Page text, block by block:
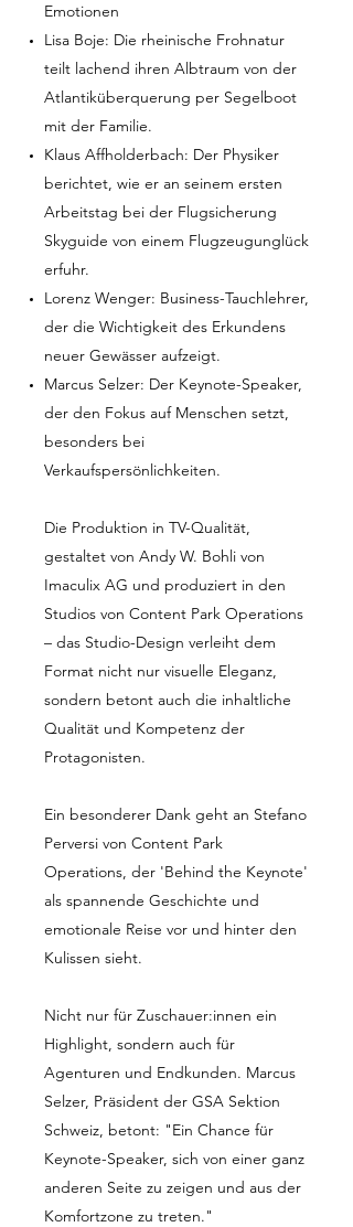
Emotionen
Lisa Boje: Die rheinische Frohnatur
teilt lachend ihren Albtraum von der
Atlantiküberquerung per Segelboot
mit der Familie.
Klaus Affholderbach: Der Physiker
berichtet, wie er an seinem ersten
Arbeitstag bei der Flugsicherung
Skyguide von einem Flugzeugunglück
erfuhr.
Lorenz Wenger: Business-Tauchlehrer,
der die Wichtigkeit des Erkundens
neuer Gewässer aufzeigt.
Marcus Selzer: Der Keynote-Speaker,
der den Fokus auf Menschen setzt,
besonders bei
Verkaufspersönlichkeiten.
Die Produktion in TV-Qualität,
gestaltet von Andy W. Bohli von
Imaculix AG und produziert in den
Studios von Content Park Operations
– das Studio-Design verleiht dem
Format nicht nur visuelle Eleganz,
sondern betont auch die inhaltliche
Qualität und Kompetenz der
Protagonisten.
Ein besonderer Dank geht an Stefano
Perversi von Content Park
Operations, der 'Behind the Keynote'
als spannende Geschichte und
emotionale Reise vor und hinter den
Kulissen sieht.
Nicht nur für Zuschauer:innen ein
Highlight, sondern auch für
Agenturen und Endkunden. Marcus
Selzer, Präsident der GSA Sektion
Schweiz, betont: "Ein Chance für
Keynote-Speaker, sich von einer ganz
anderen Seite zu zeigen und aus der
Komfortzone zu treten."